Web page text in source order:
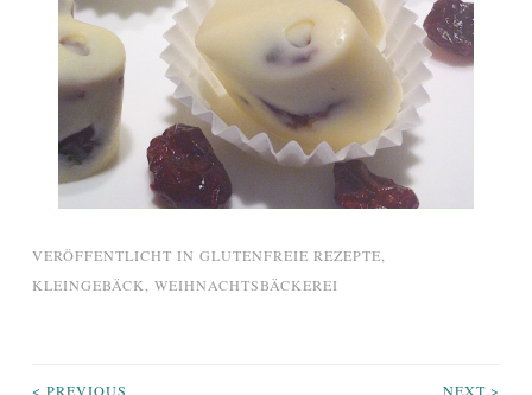
VERÖFFENTLICHT IN GLUTENFREIE REZEPTE
KLEINGEBÄCK
WEIHNACHTSBÄCKEREI
< PREVIOUS
NEXT >